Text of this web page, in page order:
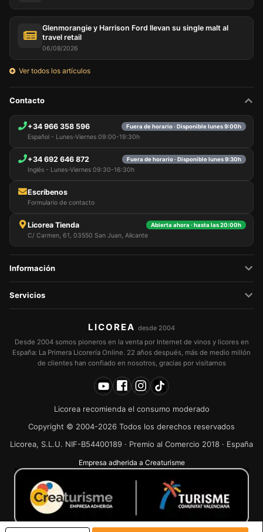
Glenmorangie y Harrison Ford llevan su single malt al
travel retail
06/08/2026
Ver todos los artículos
Contacto
+34 966 358 596 Fuera de horario · Disponible lunes 9:00h
Español - Lunes-Viernes 09:00-19:30h
+34 692 646 872 Fuera de horario · Disponible lunes 9:30h
Inglés - Lunes-Viernes 09:30-16:30h
Escríbenos
Formulario de contacto
Licorea Tienda Abierta ahora · hasta las 20:00h
C/ Carmen, 61, 03550 San Juan, Alicante
Información
Servicios
LICOREA desde 2004
Desde 2004 somos pioneros en la venta por Internet de vinos y licores en
España: La Primera Licorería Online. 22 años después, más de medio millón
de clientes han confiado en nosotros, gracias por visitarnos
Licorea recomienda el consumo moderado
Copyright © 2004-2026 Todos los derechos reservados
Licorea, S.L.U. NIF-B54400189 · Premio al Comercio 2018 · España
Empresa adherida a Creaturisme